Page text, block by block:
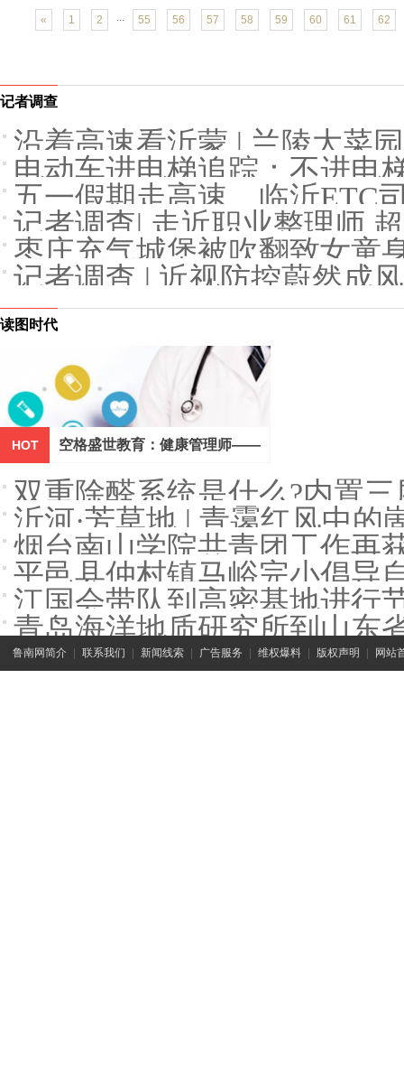
« 1 2 ... 55 56 57 58 59 60 61 62
记者调查
沿着高速看沂蒙 | 兰陵大菜
电动车进电梯追踪：不进电
五一假期走高速，临沂ETC
记者调查| 走近职业整理师
枣庄充气城堡被吹翻致女童
响！
记者调查 | 近视防控蔚然成
读图时代
HOT 空格盛世教育：健康管理师——
新时代的黄金职业
双重除醛系统是什么?内置
沂河·芳草地 | 青霭红风中的
烟台南山学院共青团工作再
平邑县仲村镇马峪完小倡导
江国会带队到高密基地进行
青岛海洋地质研究所到山东
鲁南网简介 联系我们 新闻线索 广告服务 维权爆料 版权声明 网站